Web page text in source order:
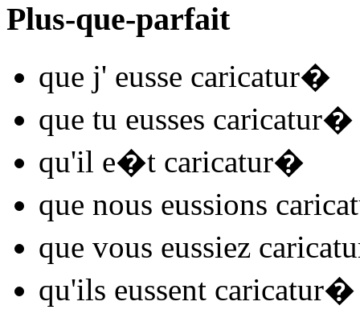
Plus-que-parfait
que j' eusse caricatur�
que tu eusses caricatur�
qu'il e�t caricatur�
que nous eussions
que vous eussiez
qu'ils eussent caricatur�